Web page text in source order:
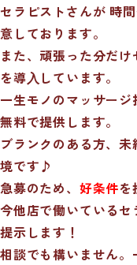
セラピストさんが 時
意しております。
また、頑張った分だ
を導⼊しています。
一生モノのマッサー
無料で提供します。
ブランクのある方、
境です♪
急募のため、 好条件を
今他店で働いている
提示します！
相談でも構いません